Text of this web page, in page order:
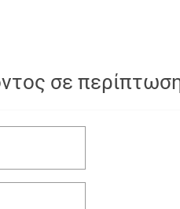
σε